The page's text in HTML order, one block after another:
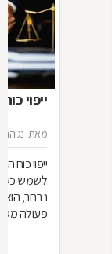
ייפוי
מאת: נגוהה
ייפוי
לשמש
נבחר, הוא
פעולה